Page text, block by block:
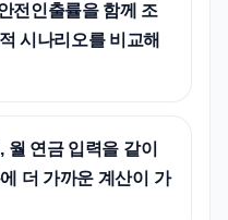
전인출률을 함께 조
시나리오를 비교해
연금 입력을 같이
더 가까운 계산이 가